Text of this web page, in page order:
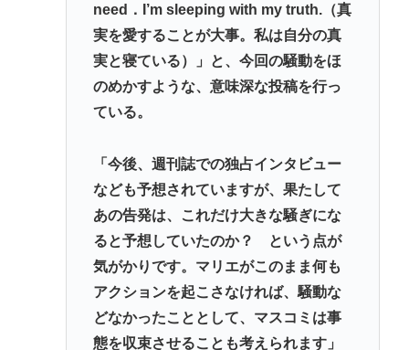
need．I’m sleeping with my truth.（真
実を愛することが大事。私は自分の真
実と寝ている）」と、今回の騒動をほ
のめかすような、意味深な投稿を行っ
ている。
「今後、週刊誌での独占インタビュー
なども予想されていますが、果たして
あの告発は、これだけ大きな騒ぎにな
ると予想していたのか？ という点が
気がかりです。マリエがこのまま何も
アクションを起こさなければ、騒動な
どなかったこととして、マスコミは事
態を収束させることも考えられます」